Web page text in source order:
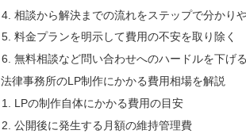
相談から解決までの流れをステップで分かり
料金プランを明示して費用の不安を取り除く
無料相談など問い合わせへのハードルを下げ
法律事務所のLP制作にかかる費用相場を解説
LPの制作自体にかかる費用の目安
公開後に発生する月額の維持管理費